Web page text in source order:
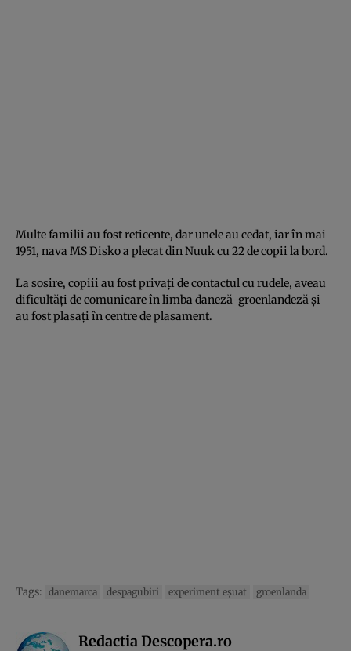
Multe familii au fost reticente, dar unele au cedat, iar în mai
1951, nava MS Disko a plecat din Nuuk cu 22 de copii la bord.
La sosire, copiii au fost privați de contactul cu rudele, aveau
dificultăți de comunicare în limba daneză-groenlandeză și
au fost plasați în centre de plasament.
Tags: danemarca despagubiri experiment eșuat groenlanda
Redactia Descopera.ro